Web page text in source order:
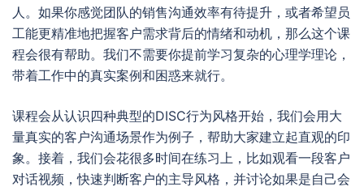
人。如果你感觉团队的销售沟通效率有待提升，或者希望员
工能更精准地把握客户需求背后的情绪和动机，那么这个课
程会很有帮助。我们不需要你提前学习复杂的心理学理论，
带着工作中的真实案例和困惑来就行。
课程会从认识四种典型的DISC行为风格开始，我们会用大
量真实的客户沟通场景作为例子，帮助大家建立起直观的印
象。接着，我们会花很多时间在练习上，比如观看一段客户
对话视频，快速判断客户的主导风格，并讨论如果是自己会